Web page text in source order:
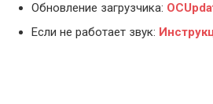
Обновление загрузчика:
Если не работает звук: